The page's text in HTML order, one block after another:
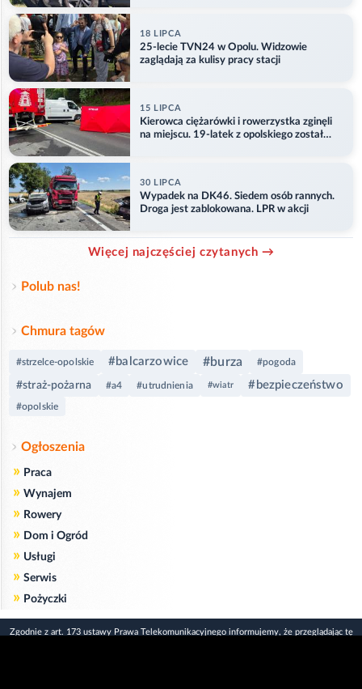
18 LIPCA
25-lecie TVN24 w Opolu. Widzowie
zaglądają za kulisy pracy stacji
15 LIPCA
Kierowca ciężarówki i rowerzystka zginęli
na miejscu. 19-latek z opolskiego został
30 LIPCA
Wypadek na DK46. Siedem osób rannych.
Droga jest zablokowana. LPR w akcji
Więcej najczęściej czytanych →
Polub nas!
Chmura tagów
#strzelce-opolskie #balcarzowice #burza #pogoda
#straż-pożarna #a4 #utrudnienia #wiatr #bezpieczeństwo
#opolskie
Ogłoszenia
» Praca
» Wynajem
» Rowery
» Dom i Ogród
» Usługi
» Serwis
» Pożyczki
Zgodnie z art. 173 ustawy Prawa Telekomunikacyjnego informujemy, że przeglądając tę